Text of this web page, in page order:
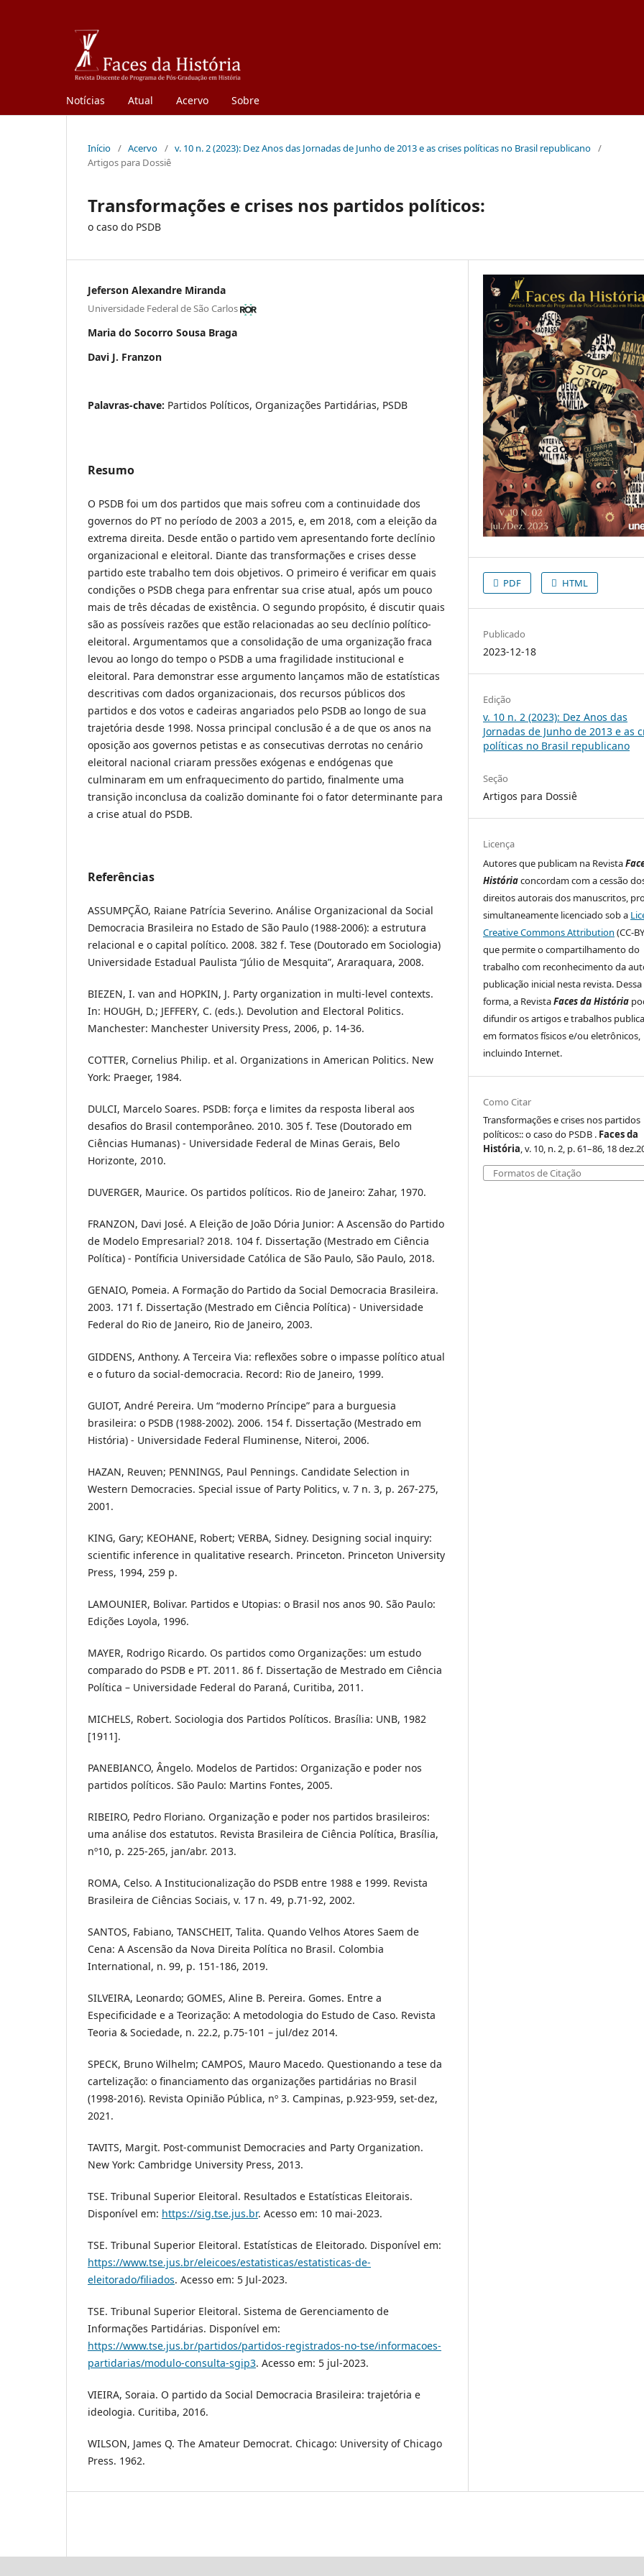
Notícias Atual Acervo Sobre
Início / Acervo / v. 10 n. 2 (2023): Dez Anos das Jornadas de Junho de 2013 e as crises políticas no Brasil republicano /
Artigos para Dossiê
Transformações e crises nos partidos políticos:
o caso do PSDB
Jeferson Alexandre Miranda
Universidade Federal de São Carlos
Maria do Socorro Sousa Braga
Davi J. Franzon
Palavras-chave: Partidos Políticos, Organizações Partidárias, PSDB
Resumo
O PSDB foi um dos partidos que mais sofreu com a continuidade dos
governos do PT no período de 2003 a 2015, e, em 2018, com a eleição da
extrema direita. Desde então o partido vem apresentando forte declínio
organizacional e eleitoral. Diante das transformações e crises desse
partido este trabalho tem dois objetivos. O primeiro é verificar em quais
condições o PSDB chega para enfrentar sua crise atual, após um pouco
mais de três décadas de existência. O segundo propósito, é discutir quais
são as possíveis razões que estão relacionadas ao seu declínio político-
eleitoral. Argumentamos que a consolidação de uma organização fraca
levou ao longo do tempo o PSDB a uma fragilidade institucional e
eleitoral. Para demonstrar esse argumento lançamos mão de estatísticas
descritivas com dados organizacionais, dos recursos públicos dos
partidos e dos votos e cadeiras angariados pelo PSDB ao longo de sua
trajetória desde 1998. Nossa principal conclusão é a de que os anos na
oposição aos governos petistas e as consecutivas derrotas no cenário
eleitoral nacional criaram pressões exógenas e endógenas que
culminaram em um enfraquecimento do partido, finalmente uma
transição inconclusa da coalizão dominante foi o fator determinante para
a crise atual do PSDB.
Referências
ASSUMPÇÃO, Raiane Patrícia Severino. Análise Organizacional da Social
Democracia Brasileira no Estado de São Paulo (1988-2006): a estrutura
relacional e o capital político. 2008. 382 f. Tese (Doutorado em Sociologia)
Universidade Estadual Paulista “Júlio de Mesquita”, Araraquara, 2008.
BIEZEN, I. van and HOPKIN, J. Party organization in multi-level contexts.
In: HOUGH, D.; JEFFERY, C. (eds.). Devolution and Electoral Politics.
Manchester: Manchester University Press, 2006, p. 14-36.
COTTER, Cornelius Philip. et al. Organizations in American Politics. New
York: Praeger, 1984.
DULCI, Marcelo Soares. PSDB: força e limites da resposta liberal aos
desafios do Brasil contemporâneo. 2010. 305 f. Tese (Doutorado em
Ciências Humanas) - Universidade Federal de Minas Gerais, Belo
Horizonte, 2010.
DUVERGER, Maurice. Os partidos políticos. Rio de Janeiro: Zahar, 1970.
FRANZON, Davi José. A Eleição de João Dória Junior: A Ascensão do Partido
de Modelo Empresarial? 2018. 104 f. Dissertação (Mestrado em Ciência
Política) - Pontíficia Universidade Católica de São Paulo, São Paulo, 2018.
GENAIO, Pomeia. A Formação do Partido da Social Democracia Brasileira.
2003. 171 f. Dissertação (Mestrado em Ciência Política) - Universidade
Federal do Rio de Janeiro, Rio de Janeiro, 2003.
GIDDENS, Anthony. A Terceira Via: reflexões sobre o impasse político atual
e o futuro da social-democracia. Record: Rio de Janeiro, 1999.
GUIOT, André Pereira. Um “moderno Príncipe” para a burguesia
brasileira: o PSDB (1988-2002). 2006. 154 f. Dissertação (Mestrado em
História) - Universidade Federal Fluminense, Niteroi, 2006.
HAZAN, Reuven; PENNINGS, Paul Pennings. Candidate Selection in
Western Democracies. Special issue of Party Politics, v. 7 n. 3, p. 267-275,
2001.
KING, Gary; KEOHANE, Robert; VERBA, Sidney. Designing social inquiry:
scientific inference in qualitative research. Princeton. Princeton University
Press, 1994, 259 p.
LAMOUNIER, Bolivar. Partidos e Utopias: o Brasil nos anos 90. São Paulo:
Edições Loyola, 1996.
MAYER, Rodrigo Ricardo. Os partidos como Organizações: um estudo
comparado do PSDB e PT. 2011. 86 f. Dissertação de Mestrado em Ciência
Política – Universidade Federal do Paraná, Curitiba, 2011.
MICHELS, Robert. Sociologia dos Partidos Políticos. Brasília: UNB, 1982
[1911].
PANEBIANCO, Ângelo. Modelos de Partidos: Organização e poder nos
partidos políticos. São Paulo: Martins Fontes, 2005.
RIBEIRO, Pedro Floriano. Organização e poder nos partidos brasileiros:
uma análise dos estatutos. Revista Brasileira de Ciência Política, Brasília,
nº10, p. 225-265, jan/abr. 2013.
ROMA, Celso. A Institucionalização do PSDB entre 1988 e 1999. Revista
Brasileira de Ciências Sociais, v. 17 n. 49, p.71-92, 2002.
SANTOS, Fabiano, TANSCHEIT, Talita. Quando Velhos Atores Saem de
Cena: A Ascensão da Nova Direita Política no Brasil. Colombia
International, n. 99, p. 151-186, 2019.
SILVEIRA, Leonardo; GOMES, Aline B. Pereira. Gomes. Entre a
Especificidade e a Teorização: A metodologia do Estudo de Caso. Revista
Teoria & Sociedade, n. 22.2, p.75-101 – jul/dez 2014.
SPECK, Bruno Wilhelm; CAMPOS, Mauro Macedo. Questionando a tese da
cartelização: o financiamento das organizações partidárias no Brasil
(1998-2016). Revista Opinião Pública, nº 3. Campinas, p.923-959, set-dez,
2021.
TAVITS, Margit. Post-communist Democracies and Party Organization.
New York: Cambridge University Press, 2013.
TSE. Tribunal Superior Eleitoral. Resultados e Estatísticas Eleitorais.
Disponível em: https://sig.tse.jus.br. Acesso em: 10 mai-2023.
TSE. Tribunal Superior Eleitoral. Estatísticas de Eleitorado. Disponível em:
https://www.tse.jus.br/eleicoes/estatisticas/estatisticas-de-
eleitorado/filiados. Acesso em: 5 Jul-2023.
TSE. Tribunal Superior Eleitoral. Sistema de Gerenciamento de
Informações Partidárias. Disponível em:
https://www.tse.jus.br/partidos/partidos-registrados-no-tse/informacoes-
partidarias/modulo-consulta-sgip3. Acesso em: 5 jul-2023.
VIEIRA, Soraia. O partido da Social Democracia Brasileira: trajetória e
ideologia. Curitiba, 2016.
WILSON, James Q. The Amateur Democrat. Chicago: University of Chicago
Press. 1962.
PDF HTML
Publicado
2023-12-18
Edição
v. 10 n. 2 (2023): Dez Anos das
Jornadas de Junho de 2013 e as
políticas no Brasil republicano
Seção
Artigos para Dossiê
Licença
Autores que publicam na Revista
Históriaconcordam com a cessão
direitos autorais dos manuscritos,
simultaneamente licenciado sob a
Creative Commons Attribution (CC-
que permite o compartilhamento do
trabalho com reconhecimento da
publicação inicial nesta revista. Dessa
forma, a RevistaFaces da História
difundir os artigos e trabalhos
em formatos físicos e/ou eletrônicos,
incluindo Internet.
Como Citar
Transformações e crises nos partidos
políticos:: o caso do PSDB . Faces da
História, v. 10, n. 2, p. 61–86, 18
Formatos de Citação